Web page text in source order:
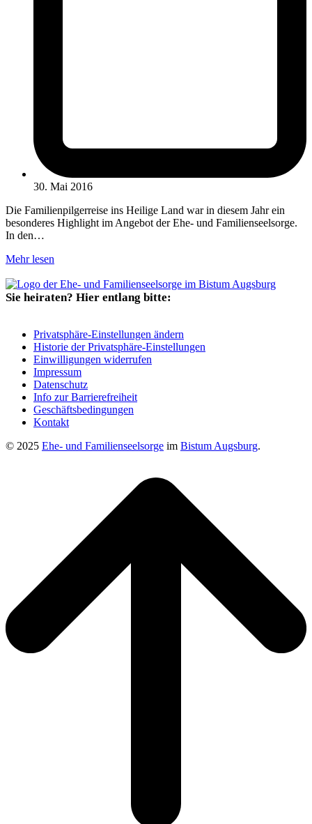
30. Mai 2016
Die Familienpilgerreise ins Heilige Land war in diesem Jahr ein
besonderes Highlight im Angebot der Ehe- und Familienseelsorge.
In den…
Mehr lesen
Sie heiraten? Hier entlang bitte:
Privatsphäre-Einstellungen ändern
Historie der Privatsphäre-Einstellungen
Einwilligungen widerrufen
Impressum
Datenschutz
Info zur Barrierefreiheit
Geschäftsbedingungen
Kontakt
© 2025 Ehe- und Familienseelsorge im Bistum Augsburg.